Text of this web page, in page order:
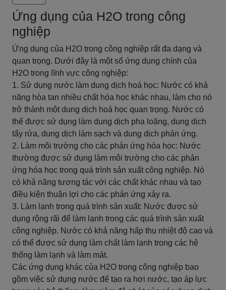
Ứng dụng của H2O trong công
nghiệp
Ứng dụng của H2O trong công nghiệp rất đa dạng và
quan trọng. Dưới đây là một số ứng dụng chính của
H2O trong lĩnh vực công nghiệp:
1. Sử dụng nước làm dung dịch hoá học: Nước có khả
năng hòa tan nhiều chất hóa học khác nhau, làm cho nó
trở thành một dung dịch hoá học quan trọng. Nước có
thể được sử dụng làm dung dịch pha loãng, dung dịch
tẩy rửa, dung dịch làm sạch và dung dịch phản ứng.
2. Làm môi trường cho các phản ứng hóa học: Nước
thường được sử dụng làm môi trường cho các phản
ứng hóa học trong quá trình sản xuất công nghiệp. Nó
có khả năng tương tác với các chất khác nhau và tạo
điều kiện thuận lợi cho các phản ứng xảy ra.
3. Làm lạnh trong quá trình sản xuất: Nước được sử
dụng rộng rãi để làm lạnh trong các quá trình sản xuất
công nghiệp. Nước có khả năng hấp thụ nhiệt độ cao và
có thể được sử dụng làm chất làm lạnh trong các hệ
thống làm lạnh và làm mát.
Các ứng dụng khác của H2O trong công nghiệp bao
gồm việc sử dụng nước để tạo ra hơi nước, tạo áp lực